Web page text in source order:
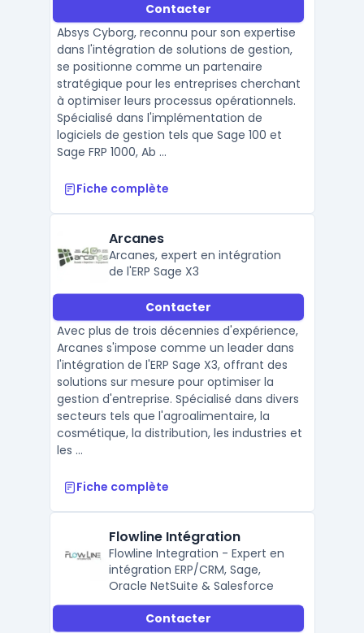
Contacter
Absys Cyborg, reconnu pour son expertise
dans l'intégration de solutions de gestion,
se positionne comme un partenaire
stratégique pour les entreprises cherchant
à optimiser leurs processus opérationnels.
Spécialisé dans l'implémentation de
logiciels de gestion tels que Sage 100 et
Sage FRP 1000, Ab ...
Fiche complète
Arcanes
Arcanes, expert en intégration
de l'ERP Sage X3
Contacter
Avec plus de trois décennies d'expérience,
Arcanes s'impose comme un leader dans
l'intégration de l'ERP Sage X3, offrant des
solutions sur mesure pour optimiser la
gestion d'entreprise. Spécialisé dans divers
secteurs tels que l'agroalimentaire, la
cosmétique, la distribution, les industries et
les ...
Fiche complète
Flowline Intégration
Flowline Integration - Expert en
intégration ERP/CRM, Sage,
Oracle NetSuite & Salesforce
Contacter